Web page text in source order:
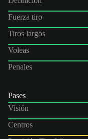
Fuerza tiro
Tiros largos
Voleas
Penales
Pases
Visión
Centros